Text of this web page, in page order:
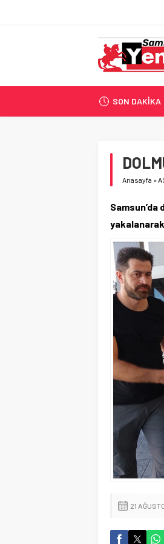
SON DAKİKA
Anasayfa »
Samsun’da
yakalanarak
21